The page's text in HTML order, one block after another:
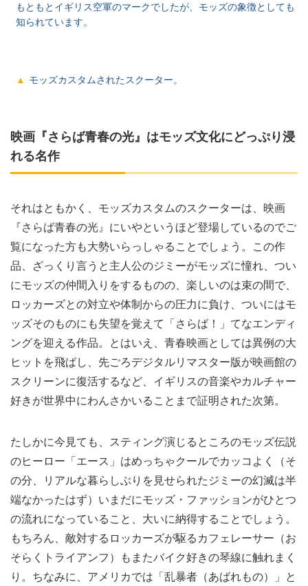
もともとイギリス空軍のマークでしたが、モッズの象徴としても
知られています。
モッズカスタムされたスクーター。
映画『さらば青春の光』はモッズ文化にどっぷり浸
れる名作
それはともかく、モッズカスタムのスクーターは、映画
『さらば青春の光』にいやというほど登場しているのでご
覧になった方も大勢いらっしゃることでしょう。この作
品、ざっくり言うと主人公のジミーがモッズに憧れ、つい
にモッズの仲間入りをするものの、楽しいのは束の間で、
ロッカーズとの対立や体制からの圧力に負け、ついにはモ
ッズそのものにも失望を覚えて「さらば！」てなエンディ
ングを迎える作品。とはいえ、青春映画としては異例の大
ヒットを飛ばし、先ごろデジタルリマスター版が映画館の
スクリーンに復活するなど、イギリスの音楽やカルチャー
好きが世界中にわんさかいることまで証明された次第。
たしかに今見ても、スティング演じるところのモッズ伝説
のヒーロー「エース」はめっちゃクールでカッコよく（そ
の分、リアルな暮らしぶりを見せられたジミーの幻滅は半
端なかったはず）いまだにモッズ・ファッションがひとつ
の流れになっていること、大いに納得することでしょう。
もちろん、敵対するロッカーズが駆るカフェレーサー（お
そらくトライアンフ）もまたバイク好きの琴線に触れまく
り。ちなみに、アメリカでは「乱暴者（あばれもの）」と